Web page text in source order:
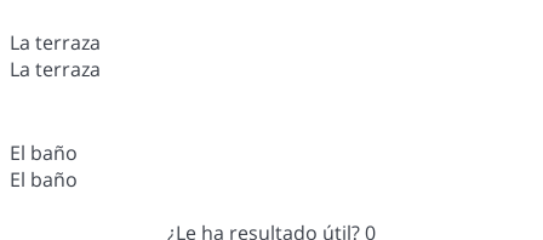
La terraza
La terraza
El baño
El baño
¿Le ha resultado útil?0